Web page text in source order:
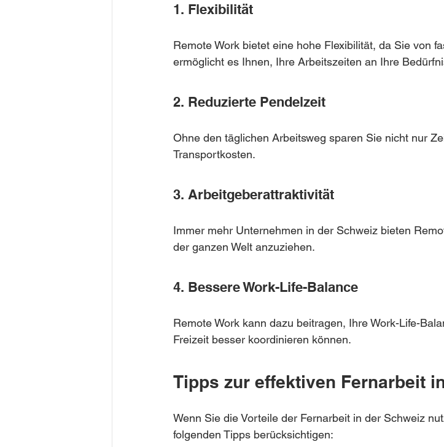
1. Flexibilität
Remote Work bietet eine hohe Flexibilität, da Sie von
ermöglicht es Ihnen, Ihre Arbeitszeiten an Ihre
2. Reduzierte Pendelzeit
Ohne den täglichen Arbeitsweg sparen Sie nicht nur
Transportkosten.
3. Arbeitgeberattraktivität
Immer mehr Unternehmen in der Schweiz bieten
der ganzen Welt anzuziehen.
4. Bessere Work-Life-Balance
Remote Work kann dazu beitragen, Ihre Work-Life-
Freizeit besser koordinieren können.
Tipps zur effektiven Fernarbeit
Wenn Sie die Vorteile der Fernarbeit in der Schweiz
folgenden Tipps berücksichtigen: